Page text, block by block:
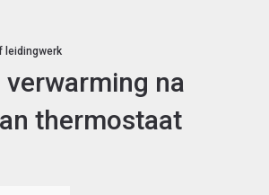
leidingwerk
na
thermostaat